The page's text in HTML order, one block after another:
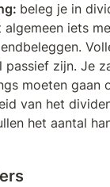
beleg je in
algemeen iets
passief zijn. Je
moeten gaan
van het
het aantal